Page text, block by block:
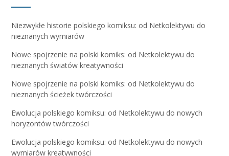
Niezwykłe historie polskiego komiksu: od Netkolektywu do
nieznanych wymiarów
Nowe spojrzenie na polski komiks: od Netkolektywu do
nieznanych światów kreatywności
Nowe spojrzenie na polski komiks: od Netkolektywu do
nieznanych ścieżek twórczości
Ewolucja polskiego komiksu: od Netkolektywu do nowych
horyzontów twórczości
Ewolucja polskiego komiksu: od Netkolektywu do nowych
wymiarów kreatywności